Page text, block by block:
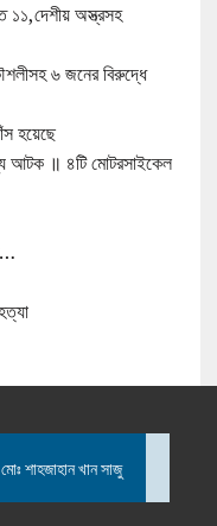
১১,দেশীয় অস্ত্রসহ
৬ জনের বিরুদ্ধে
হয়েছে
আটক ॥ ৪টি মোটরসাইকেল
শাহজাহান খান সাজু